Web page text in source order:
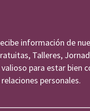
información de
Talleres,
para estar bien
personales.